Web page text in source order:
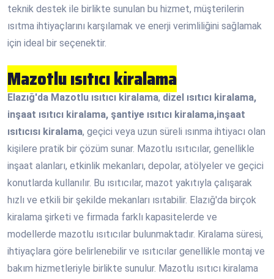
teknik destek ile birlikte sunulan bu hizmet, müşterilerin
ısıtma ihtiyaçlarını karşılamak ve enerji verimliliğini sağlamak
için ideal bir seçenektir.
Mazotlu ısıtıcı kiralama
Elazığ'da Mazotlu ısıtıcı kiralama, dizel ısıtıcı kiralama,
inşaat ısıtıcı kiralama, şantiye ısıtıcı kiralama,inşaat
ısıtıcısı kiralama, geçici veya uzun süreli ısınma ihtiyacı olan
kişilere pratik bir çözüm sunar. Mazotlu ısıtıcılar, genellikle
inşaat alanları, etkinlik mekanları, depolar, atölyeler ve geçici
konutlarda kullanılır. Bu ısıtıcılar, mazot yakıtıyla çalışarak
hızlı ve etkili bir şekilde mekanları ısıtabilir. Elazığ'da birçok
kiralama şirketi ve firmada farklı kapasitelerde ve
modellerde mazotlu ısıtıcılar bulunmaktadır. Kiralama süresi,
ihtiyaçlara göre belirlenebilir ve ısıtıcılar genellikle montaj ve
bakım hizmetleriyle birlikte sunulur. Mazotlu ısıtıcı kiralama